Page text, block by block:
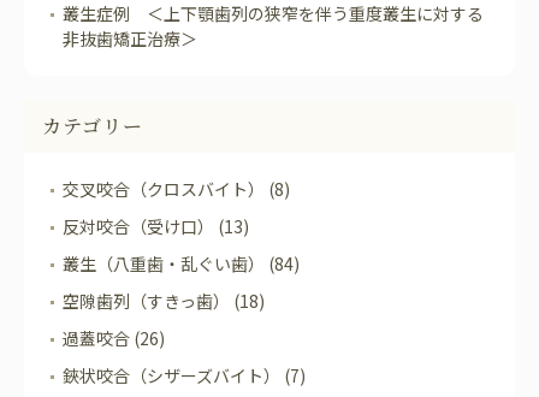
叢生症例 ＜上下顎歯列の狭窄を伴う重度叢生に対する
非抜歯矯正治療＞
カテゴリー
交叉咬合（クロスバイト） (8)
反対咬合（受け口） (13)
叢生（八重歯・乱ぐい歯） (84)
空隙歯列（すきっ歯） (18)
過蓋咬合 (26)
鋏状咬合（シザーズバイト） (7)